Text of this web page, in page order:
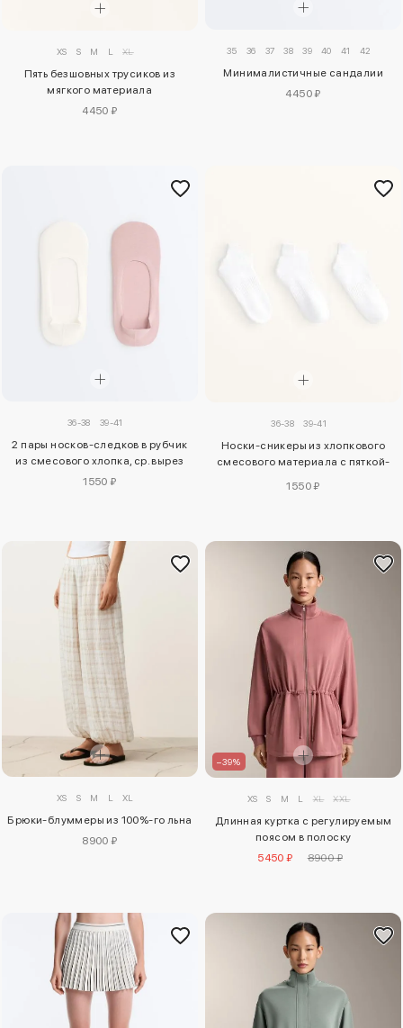
XS S M L XL
Пять безшовных трусиков из
мягкого материала
4450 ₽
35 36 37 38 39 40 41 42
Минималистичные сандалии
4450 ₽
36-38 39-41
2 пары носков-следков в рубчик
из смесового хлопка, ср. вырез
1550 ₽
36-38 39-41
Носки-сникеры из хлопкового
смесового материала с пяткой-
1550 ₽
XS S M L XL
Брюки-блуммеры из 100%-го льна
8900 ₽
–39%
XS S M L XL XXL
Длинная куртка с регулируемым
поясом в полоску
5450 ₽
8900 ₽